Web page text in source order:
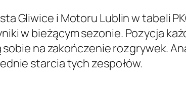
Gliwice i Motoru Lublin w tabeli
w bieżącym sezonie. Pozycja
na zakończenie rozgrywek.
starcia tych zespołów.